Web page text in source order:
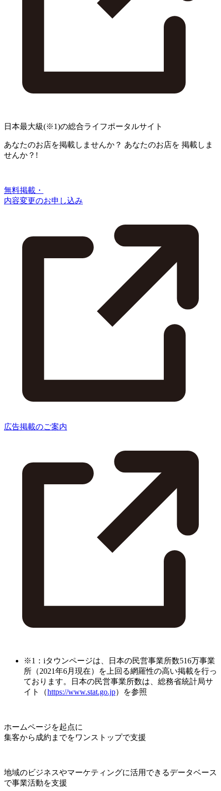
日本最大級(※1)の総合ライフポータルサイト
あなたのお店を掲載しませんか？ あなたのお店を 掲載しま
せんか？!
無料掲載・
内容変更のお申し込み
広告掲載のご案内
※1：iタウンページは、日本の民営事業所数516万事業
所（2021年6月現在）を上回る網羅性の高い掲載を行っ
ております。日本の民営事業所数は、総務省統計局サ
イト（https://www.stat.go.jp）を参照
ホームページを起点に
集客から成約までをワンストップで支援
地域のビジネスやマーケティングに活用できるデータベース
で事業活動を支援